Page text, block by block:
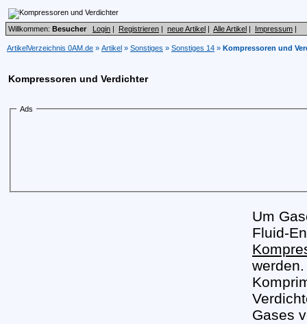
Willkommen: Besucher Login | Registrieren | neue Artikel | Alle Artikel | Impressum |
ArtikelVerzeichnis 0AM.de » Artikel » Sonstiges » Sonstiges 14 » Kompressoren und
Kompressoren und Verdichter
Ads
Um
Fluid-
Gases